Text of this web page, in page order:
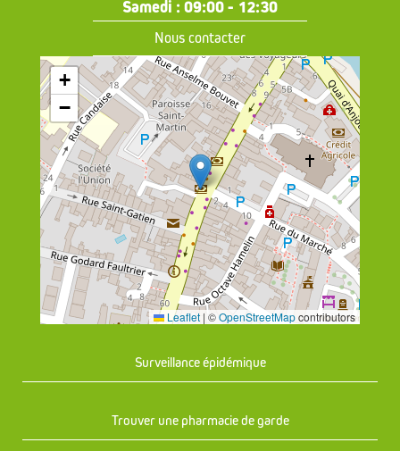
+
−
Leaflet | ©OpenStreetMapcontributors
Surveillance épidémique
Trouver une pharmacie de garde
Samedi : 09:00 - 12:30
Nous contacter